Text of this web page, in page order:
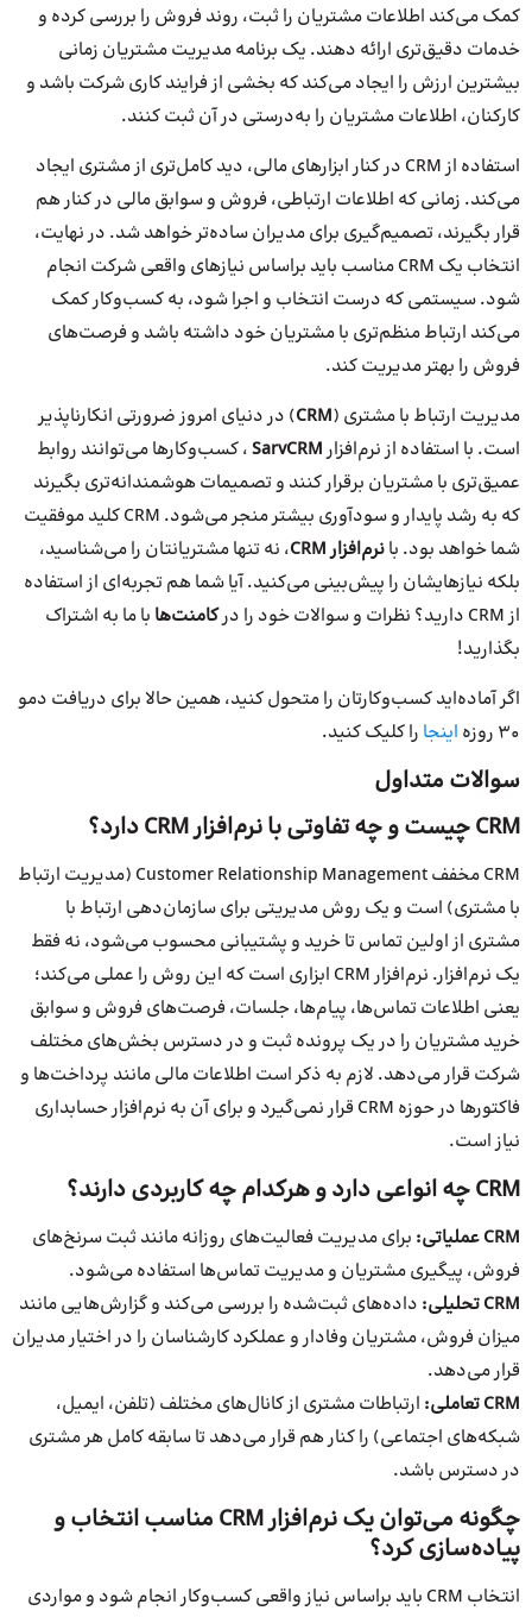
کمک می‌کند اطلاعات مشتریان را ثبت، روند فروش را بررسی کرده و
خدمات دقیق‌تری ارائه دهند. یک برنامه مدیریت مشتریان زمانی
بیشترین ارزش را ایجاد می‌کند که بخشی از فرایند کاری شرکت باشد و
کارکنان، اطلاعات مشتریان را به‌درستی در آن ثبت کنند.
استفاده از CRM در کنار ابزارهای مالی، دید کامل‌تری از مشتری ایجاد
می‌کند. زمانی که اطلاعات ارتباطی، فروش و سوابق مالی در کنار هم
قرار بگیرند، تصمیم‌گیری برای مدیران ساده‌تر خواهد شد. در نهایت،
انتخاب یک CRM مناسب باید براساس نیازهای واقعی شرکت انجام
شود. سیستمی که درست انتخاب و اجرا شود، به کسب‌وکار کمک
می‌کند ارتباط منظم‌تری با مشتریان خود داشته باشد و فرصت‌های
فروش را بهتر مدیریت کند.
مدیریت ارتباط با مشتری (CRM) در دنیای امروز ضرورتی انکارناپذیر
است. با استفاده از نرم‌افزارSarvCRM، کسب‌وکارها می‌توانند روابط
عمیق‌تری با مشتریان برقرار کنند و تصمیمات هوشمندانه‌تری بگیرند
که به رشد پایدار و سودآوری بیشتر منجر می‌شود. CRM کلید موفقیت
شما خواهد بود. بانرم‌افزار CRM
، نه تنها مشتریانتان را می‌شناسید،
بلکه نیازهایشان را پیش‌بینی می‌کنید. آیا شما هم تجربه‌ای از استفاده
از CRM دارید؟ نظرات و سوالات خود را در
کامنت‌ها با ما به اشتراک
بگذارید!
اگر آماده‌اید کسب‌وکارتان را متحول کنید، همین حالا برای دریافت دمو
۳۰ روزه
اینجا را کلیک کنید.
سوالات متداول
CRM چیست و چه تفاوتی با نرم‌افزار CRM دارد؟
CRM مخفف Customer Relationship Management (مدیریت ارتباط
با مشتری) است و یک روش مدیریتی برای سازمان‌دهی ارتباط با
مشتری از اولین تماس تا خرید و پشتیبانی محسوب می‌شود، نه فقط
یک نرم‌افزار. نرم‌افزار CRM ابزاری است که این روش را عملی می‌کند؛
یعنی اطلاعات تماس‌ها، پیام‌ها، جلسات، فرصت‌های فروش و سوابق
خرید مشتریان را در یک پرونده ثبت و در دسترس بخش‌های مختلف
شرکت قرار می‌دهد. لازم به ذکر است اطلاعات مالی مانند پرداخت‌ها و
فاکتورها در حوزه CRM قرار نمی‌گیرد و برای آن به نرم‌افزار حسابداری
نیاز است.
CRM چه انواعی دارد و هرکدام چه کاربردی دارند؟
CRM عملیاتی:
برای مدیریت فعالیت‌های روزانه مانند ثبت سرنخ‌های
فروش، پیگیری مشتریان و مدیریت تماس‌ها استفاده می‌شود.
CRM تحلیلی:
داده‌های ثبت‌شده را بررسی می‌کند و گزارش‌هایی مانند
میزان فروش، مشتریان وفادار و عملکرد کارشناسان را در اختیار مدیران
قرار می‌دهد.
CRM تعاملی:
ارتباطات مشتری از کانال‌های مختلف (تلفن، ایمیل،
شبکه‌های اجتماعی) را کنار هم قرار می‌دهد تا سابقه کامل هر مشتری
در دسترس باشد.
چگونه می‌توان یک نرم‌افزار CRM مناسب انتخاب و
پیاده‌سازی کرد؟
انتخاب CRM باید براساس نیاز واقعی کسب‌وکار انجام شود و مواردی